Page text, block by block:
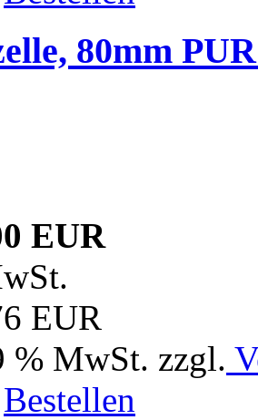
80mm
EUR
EUR
% MwSt. zzgl.
Bestellen